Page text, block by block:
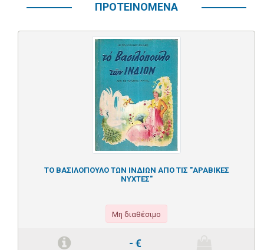
ΠΡΟΤΕΙΝΟΜΕΝΑ
ΤΟ ΒΑΣΙΛΟΠΟΥΛΟ ΤΩΝ ΙΝΔΙΩΝ ΑΠΟ ΤΙΣ "ΑΡΑΒΙΚΕΣ
ΝΥΧΤΕΣ"
Μη διαθέσιμο
- €